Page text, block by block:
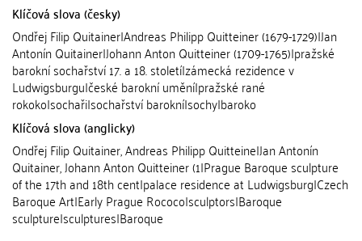
Klíčová slova (česky)
Ondřej Filip Quitainer|Andreas Philipp Quitteiner (1679-1729)|Jan
Antonín Quitainer|Johann Anton Quitteiner (1709-1765)|pražské
barokní sochařství 17. a 18. století|zámecká rezidence v
Ludwigsburgu|české barokní umění|pražské rané
rokoko|sochaři|sochařství barokní|sochy|baroko
Klíčová slova (anglicky)
Ondřej Filip Quitainer, Andreas Philipp Quitteine|Jan Antonín
Quitainer, Johann Anton Quitteiner (1|Prague Baroque sculpture
of the 17th and 18th cent|palace residence at Ludwigsburg|Czech
Baroque Art|Early Prague Rococo|sculptors|Baroque
sculpture|sculptures|Baroque